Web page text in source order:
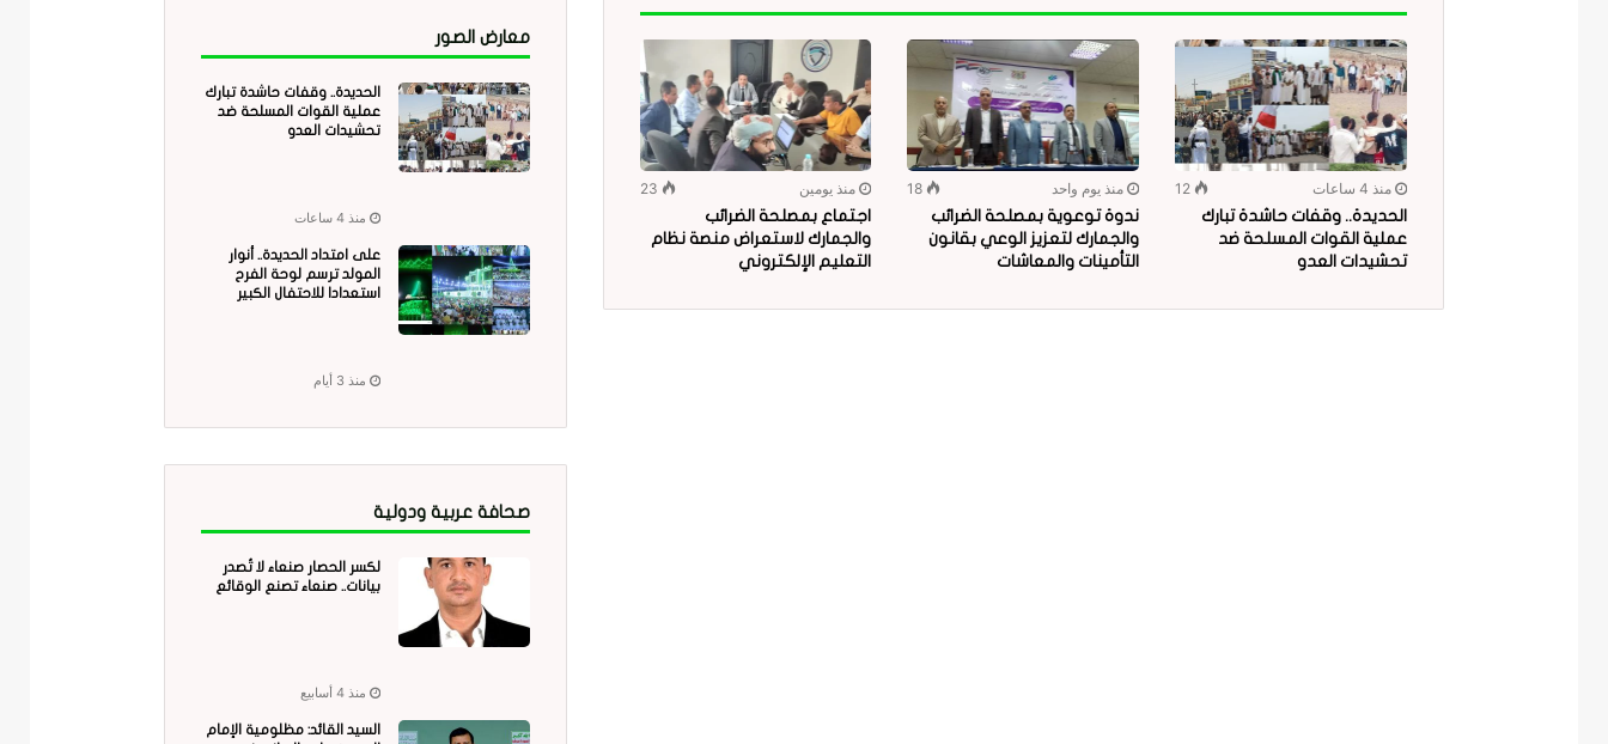
منذ 4 ساعات
12
الحديدة.. وقفات حاشدة تبارك
عملية القوات المسلحة ضد
تحشيدات العدو
منذ يوم واحد
18
ندوة توعوية بمصلحة الضرائب
والجمارك لتعزيز الوعي بقانون
التأمينات والمعاشات
منذ يومين
23
اجتماع بمصلحة الضرائب
والجمارك لاستعراض منصة نظام
التعليم الإلكتروني
معارض الصور
الحديدة.. وقفات حاشدة تبارك
عملية القوات المسلحة ضد
تحشيدات العدو
منذ 4 ساعات
على امتداد الحديدة.. أنوار
المولد ترسم لوحة الفرح
استعدادا للاحتفال الكبير
منذ 3 أيام
صحافة عربية ودولية
لكسر الحصار صنعاء لا تُصدر
بيانات.. صنعاء تصنع الوقائع
منذ 4 أسابيع
السيد القائد: مظلومية الإمام